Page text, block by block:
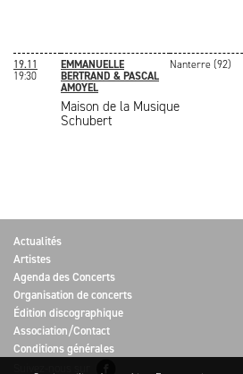
19.11
19:30
EMMANUELLE
BERTRAND & PASCAL
AMOYEL
Nanterre (92)
Maison de la Musique
Schubert
Actualités
Artistes
Agenda des Concerts
Organisation de concerts
Édition discographique
Association/Contact
Conditions générales